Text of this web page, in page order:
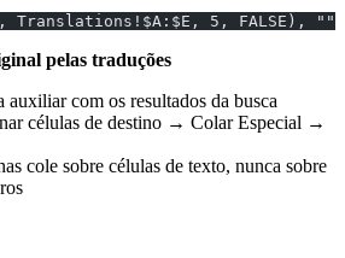
Translations!$A:$E, 5, FALSE), "")
pelas traduções
auxiliar com os resultados da busca
células de destino → Colar Especial →
cole sobre células de texto, nunca sobre